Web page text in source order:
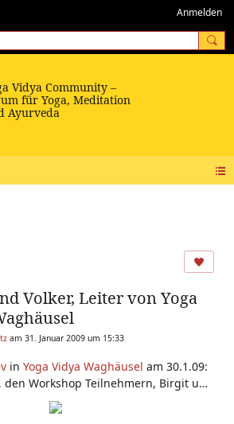
Anmelden
Volker, Leiter von Yoga
am 31. Januar 2009 um 15:33
in Yoga Vidya Waghäusel am 30.1.09:
den Workshop Teilnehmern, Birgit und
Centers), von der